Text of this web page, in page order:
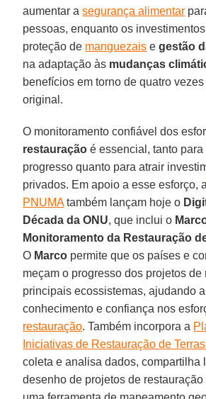
aumentar asegurança alimentar
pessoas, enquanto os
proteção de manguezais egestão
na adaptação às mudanças
benefícios em torno de quatro
original.
O monitoramento confiável dos
restauração é essencial, tanto para
progresso quanto para atrair
privados. Em apoio a esse esforço, a
PNUMAtambém lançam hoje o
Década da ONU, que inclui o
Monitoramento da Restauração
O Marco permite que os países e
meçam o progresso dos projetos de
principais ecossistemas, ajudando
conhecimento e confiança nos
restauração. Também incorpora a
Iniciativas de Restauração de
coleta e analisa dados, compartilha
desenho de projetos de